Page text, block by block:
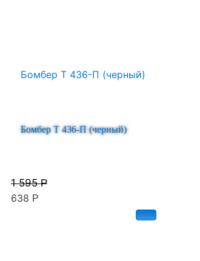
Бомбер Т 436-П (черный)
1 595Р
638 Р